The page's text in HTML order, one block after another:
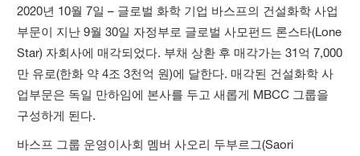
2020년 10월 7일 – 글로벌 화학 기업 바스프의 건설화학 사업
부문이 지난 9월 30일 자정부로 글로벌 사모펀드 론스타(Lone
Star) 자회사에 매각되었다. 부채 상환 후 매각가는 31억 7,000
만 유로(한화 약 4조 3천억 원)에 달한다. 매각된 건설화학 사
업부문은 독일 만하임에 본사를 두고 새롭게 MBCC 그룹을
구성하게 된다.
바스프 그룹 운영이사회 멤버 사오리 두부르그(Saori